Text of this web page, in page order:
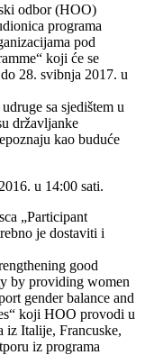
odbor (HOO)
programa
pod
koji će se
28. svibnja 2017. u
sa sjedištem u
državljanke
kao buduće
u 14:00 sati.
„Participant
je dostaviti i
good
by providing women
gender balance and
koji HOO provodi u
iz Italije, Francuske,
iz programa